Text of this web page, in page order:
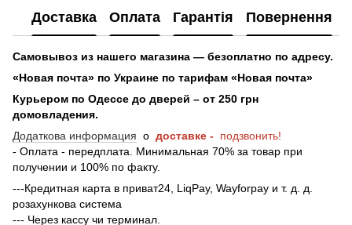
Доставка Оплата Гарантія Повернення
Самовывоз из нашего магазина — безоплатно по адресу.
«Новая почта» по Украине по тарифам «Новая почта»
Курьером по Одессе до дверей – от 250 грн
домовладения.
Додаткова информация о доставке - подзвонить!
- Оплата - передплата. Минимальная 70% за товар при
получении и 100% по факту.
---Кредитная карта в приват24, LiqPay, Wayforpay и т. д. д.
розахункова система
--- Через кассу чи терминал.